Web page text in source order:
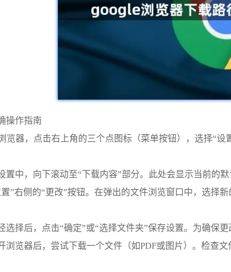
操作指南
览器，点击右上角的三个点图标（菜单按钮），选择“
置中，向下滚动至“下载内容”部分。此处会显示当前的默
”右侧的“更改”按钮。在弹出的文件浏览窗口中，选择
择后，点击“确定”或“选择文件夹”保存设置。为确保
浏览器后，尝试下载一个文件（如PDF或图片）。检查